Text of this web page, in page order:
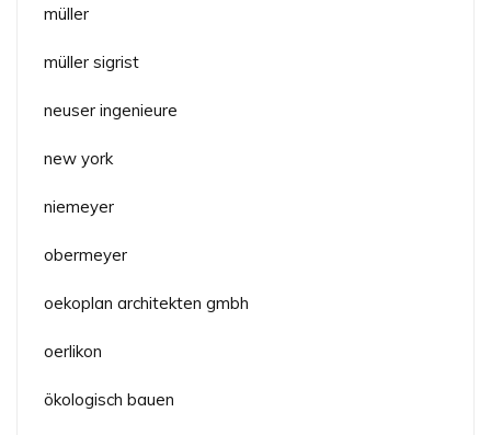
müller
müller sigrist
neuser ingenieure
new york
niemeyer
obermeyer
oekoplan architekten gmbh
oerlikon
ökologisch bauen